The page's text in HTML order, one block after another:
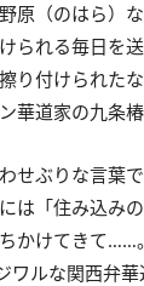
原（のはら）
られる毎日を送
り付けられた
華道家の九条
せぶりな言葉
は「住み込み
かけてきて……。
ワルな関西弁